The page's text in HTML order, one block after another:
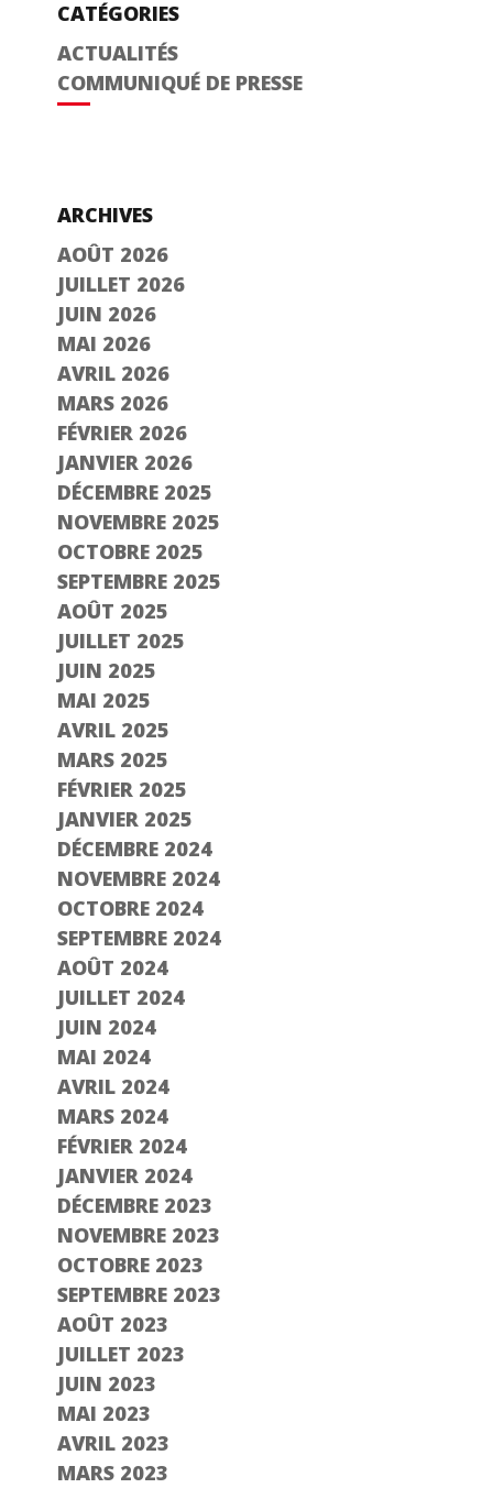
CATÉGORIES
ACTUALITÉS
COMMUNIQUÉ DE PRESSE
ARCHIVES
AOÛT 2026
JUILLET 2026
JUIN 2026
MAI 2026
AVRIL 2026
MARS 2026
FÉVRIER 2026
JANVIER 2026
DÉCEMBRE 2025
NOVEMBRE 2025
OCTOBRE 2025
SEPTEMBRE 2025
AOÛT 2025
JUILLET 2025
JUIN 2025
MAI 2025
AVRIL 2025
MARS 2025
FÉVRIER 2025
JANVIER 2025
DÉCEMBRE 2024
NOVEMBRE 2024
OCTOBRE 2024
SEPTEMBRE 2024
AOÛT 2024
JUILLET 2024
JUIN 2024
MAI 2024
AVRIL 2024
MARS 2024
FÉVRIER 2024
JANVIER 2024
DÉCEMBRE 2023
NOVEMBRE 2023
OCTOBRE 2023
SEPTEMBRE 2023
AOÛT 2023
JUILLET 2023
JUIN 2023
MAI 2023
AVRIL 2023
MARS 2023